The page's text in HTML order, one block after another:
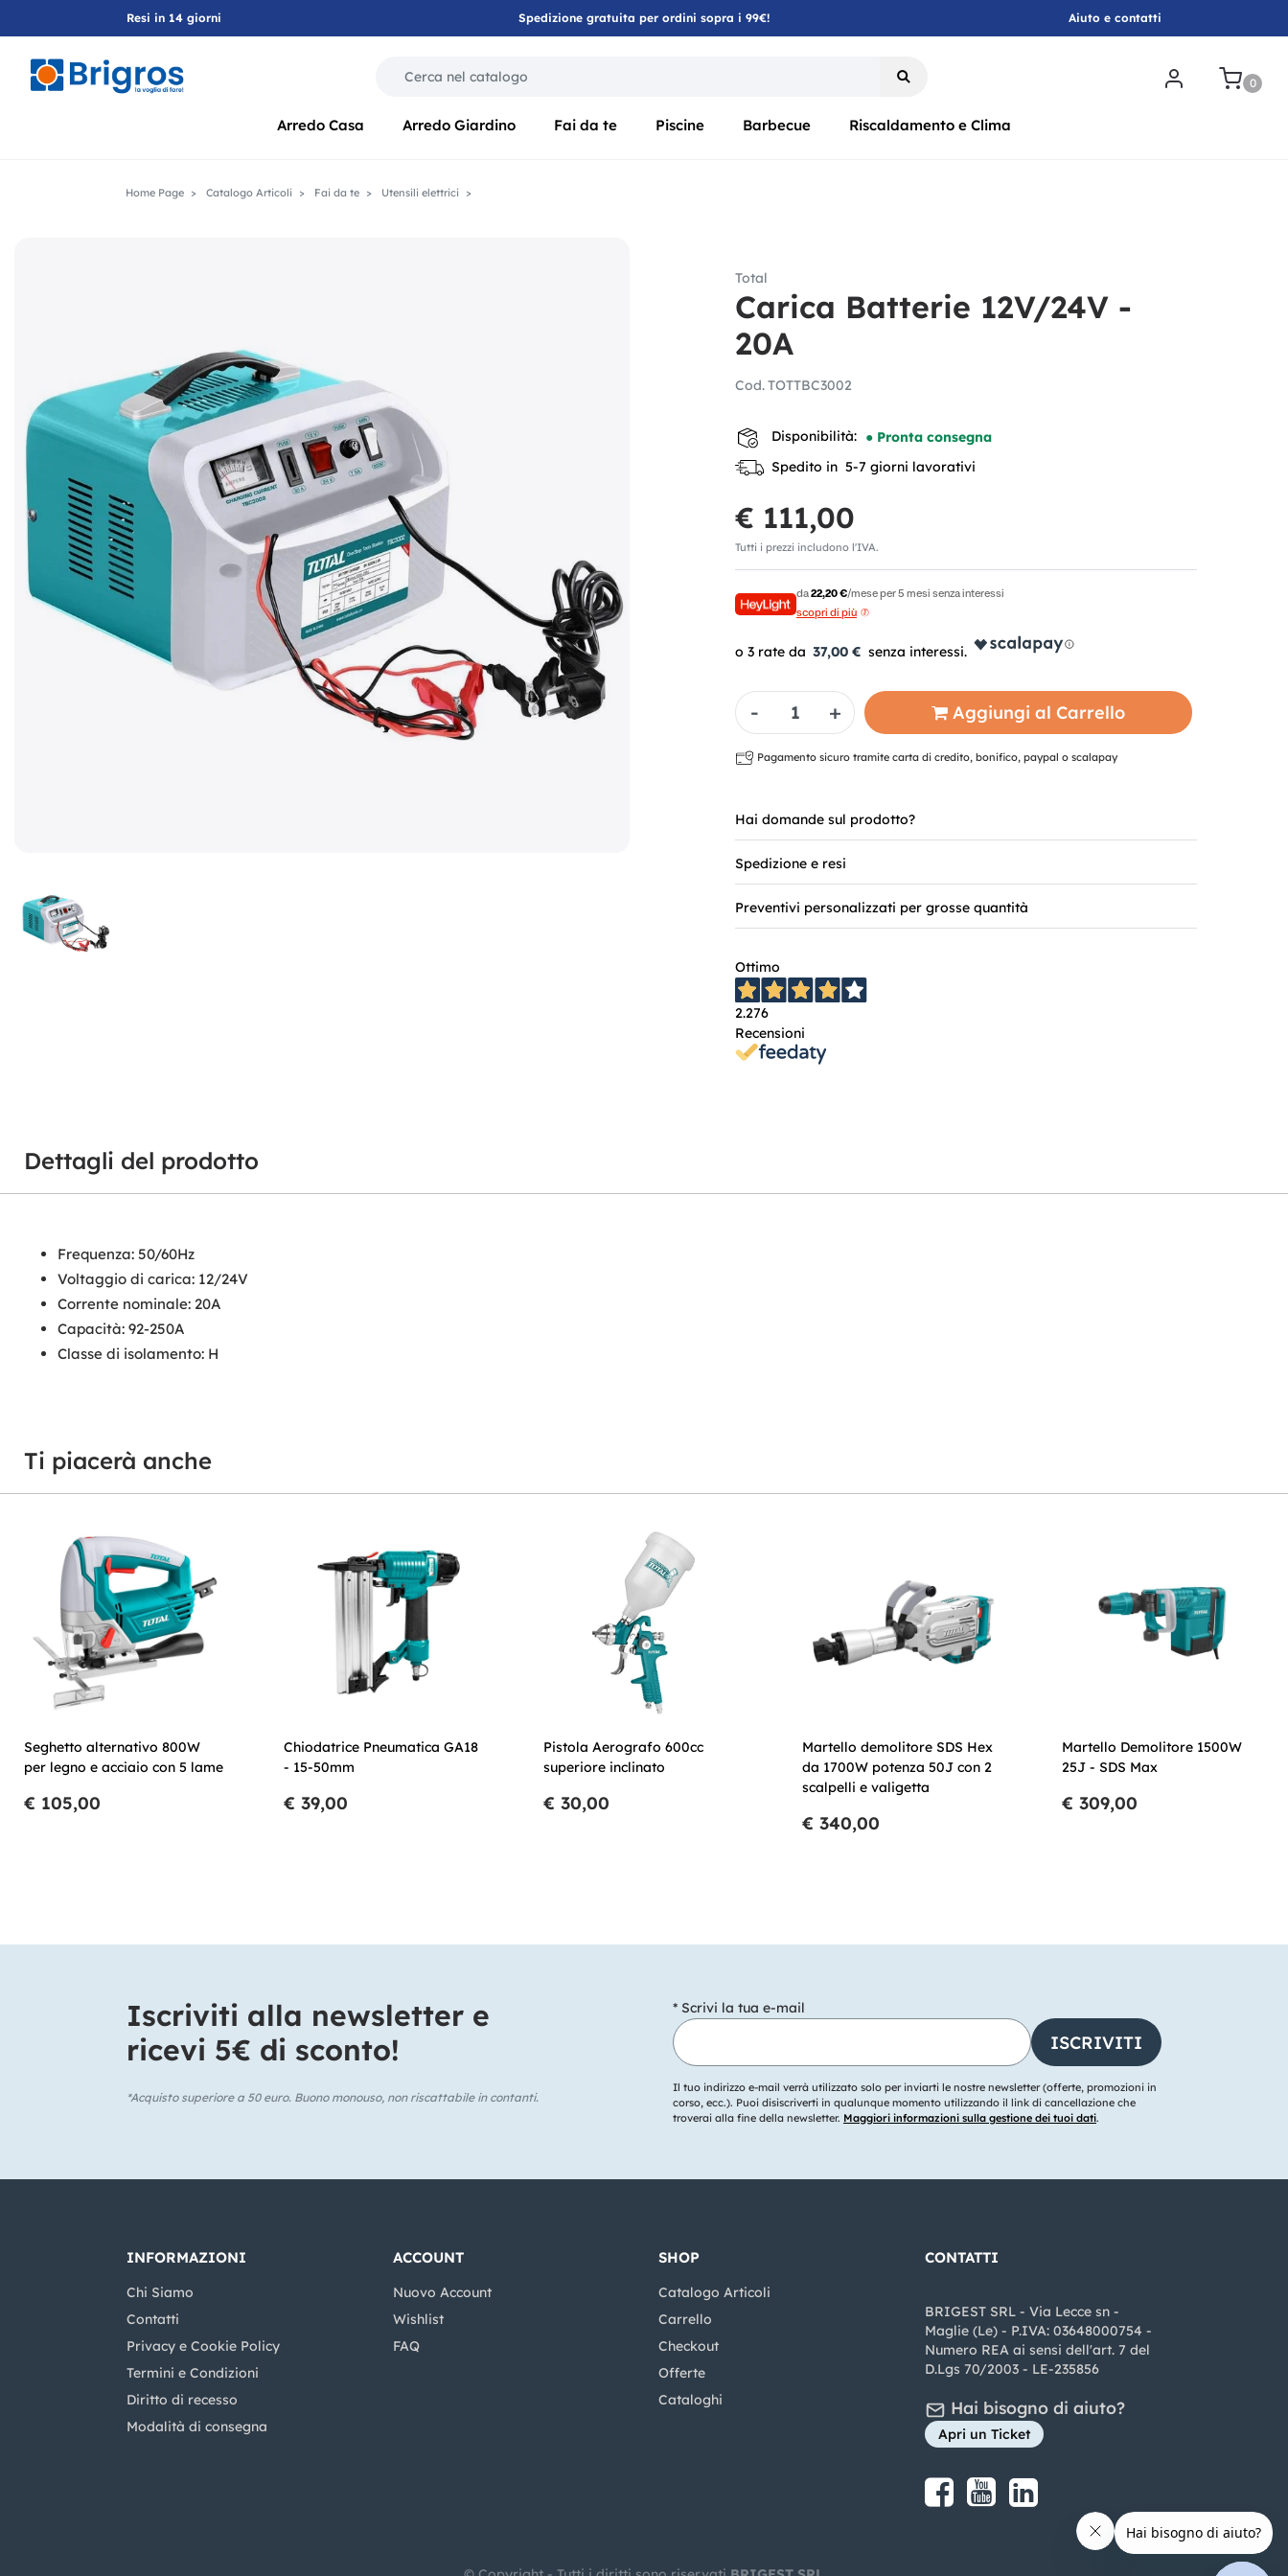
Resi in 14 giorni Spedizione gratuita per ordini sopra i 99€! Aiuto e contatti
0
Arredo Casa Arredo Giardino Fai da te Piscine Barbecue Riscaldamento e Clima
Home Page Catalogo Articoli Fai da te Utensili elettrici
Total
Carica Batterie 12V/24V -
20A
Cod.TOTTBC3002
Disponibilità: ● Pronta consegna
Spedito in 5-7 giorni lavorativi
€ 111,00
Tutti i prezzi includono l'IVA.
da22,20 €/mese per 5 mesi senza interessi
scopri di più
37,00 €
Quantità
Aggiungi al Carrello
Pagamento sicuro tramite carta di credito, bonifico, paypal o scalapay
Hai domande sul prodotto?
Spedizione e resi
Preventivi personalizzati per grosse quantità
Ottimo
2.276
Recensioni
Dettagli del prodotto
Frequenza: 50/60Hz
Voltaggio di carica: 12/24V
Corrente nominale: 20A
Capacità: 92-250A
Classe di isolamento: H
Ti piacerà anche
Seghetto alternativo 800W
per legno e acciaio con 5 lame
€ 105,00
Chiodatrice Pneumatica GA18
- 15-50mm
€ 39,00
Pistola Aerografo 600cc
superiore inclinato
€ 30,00
Martello demolitore SDS Hex
da 1700W potenza 50J con 2
scalpelli e valigetta
€ 340,00
Martello Demolitore 1500W
25J - SDS Max
€ 309,00
Iscriviti alla newsletter e
ricevi 5€ di sconto!​
*Acquisto superiore a 50 euro. Buono monouso, non riscattabile in contanti.
* Scrivi la tua e-mail
Il tuo indirizzo e-mail verrà utilizzato solo per inviarti le nostre newsletter (offerte, promozioni in
corso, ecc.). Puoi disiscriverti in qualunque momento utilizzando il link di cancellazione che
troverai alla fine della newsletter. Maggiori informazioni sulla gestione dei tuoi dati.
INFORMAZIONI
Chi Siamo
Contatti
Privacy e Cookie Policy
Termini e Condizioni
Diritto di recesso
Modalità di consegna
ACCOUNT
Nuovo Account
Wishlist
FAQ
SHOP
Catalogo Articoli
Carrello
Checkout
Offerte
Cataloghi
CONTATTI
BRIGEST SRL - Via Lecce sn -
Maglie (Le) - P.IVA: 03648000754 -
Numero REA ai sensi dell'art. 7 del
D.Lgs 70/2003 - LE-235856
Hai bisogno di aiuto?
Apri un Ticket
Share on Facebook
Share on youtube
Share on LinkedIn